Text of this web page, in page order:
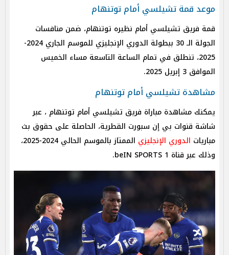
موعد قمة تشيلسي أمام توتنهام
قمة فريق تشيلسي أمام نظيره توتنهام، ضمن منافسات
الجولة الـ 30 ببطولة الدوري الإنجليزي للموسم الجاري 2024-
2025، تنطلق في تمام الساعة التاسعة مساء الخميس
الموافق 3 إبريل 2025.
مشاهدة تشيلسي أمام توتنهام
يمكنك مشاهدة مباراة فريق تشيلسي أمام توتنهام ، عبر
شاشة قنوات بي إن سبورت القطرية، الحاصلة على حقوق بث
مباريات الدوري الإنجليزي
الممتاز بالموسم الحالي 2024-2025،
وذلك عبر قناة beIN SPORTS 1.